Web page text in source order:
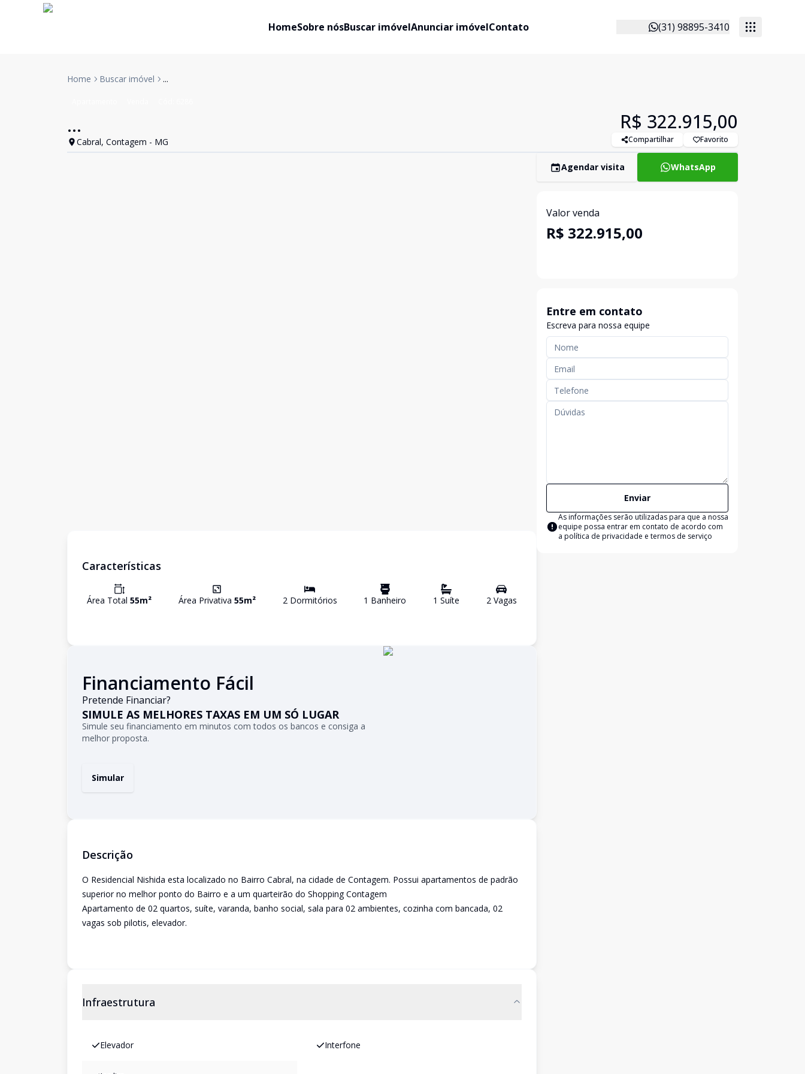
HomeSobre nósBuscar imóvelAnunciar imóvelContato (31) 98895-3410
Home Buscar imóvel ...
...
Cabral, Contagem - MG
R$ 322.915,00
Compartilhar Favorito
Características
Área Total 55m² Área Privativa 55m² 2Dormitórios 1 Banheiro 1 Suíte 2Vagas
Financiamento Fácil
Pretende Financiar?
SIMULE AS MELHORES TAXAS EM UM SÓ LUGAR
Simule seu financiamento em minutos com todos os bancos e consiga a
melhor proposta.
Simular
Descrição
O Residencial Nishida esta localizado no Bairro Cabral, na cidade de Contagem. Possui apartamentos de padrão
superior no melhor ponto do Bairro e a um quarteirão do Shopping Contagem
Apartamento de 02 quartos, suíte, varanda, banho social, sala para 02 ambientes, cozinha com bancada, 02
vagas sob pilotis, elevador.
Infraestrutura
Elevador Interfone
Agendar visita WhatsApp
Valor venda
R$ 322.915,00
Entre em contato
Escreva para nossa equipe
Enviar
As informações serão utilizadas para que a nossa
equipe possa entrar em contato de acordo com
a política de privacidade e termos de serviço